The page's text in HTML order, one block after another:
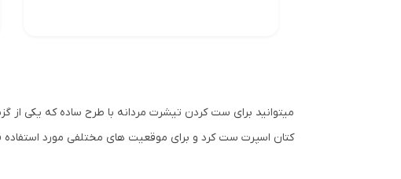
میتوانید برای ست کردن تیشرت مردانه با طرح ساده که یکی
کتان اسپرت ست کرد و برای موقعیت های مختلفی مورد استفاده